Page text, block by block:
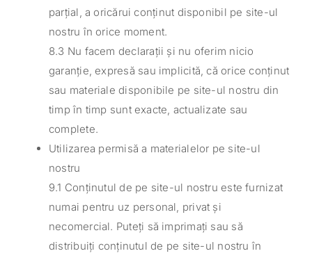
parțial, a oricărui conținut disponibil pe site-ul
nostru în orice moment.
8.3 Nu facem declarații și nu oferim nicio
garanție, expresă sau implicită, că orice conținut
sau materiale disponibile pe site-ul nostru din
timp în timp sunt exacte, actualizate sau
complete.
Utilizarea permisă a materialelor pe site-ul
nostru
9.1 Conținutul de pe site-ul nostru este furnizat
numai pentru uz personal, privat și
necomercial. Puteți să imprimați sau să
distribuiți conținutul de pe site-ul nostru în